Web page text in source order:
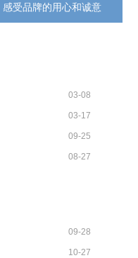
受品牌的用心和诚意
03-08
03-17
09-25
08-27
09-28
10-27